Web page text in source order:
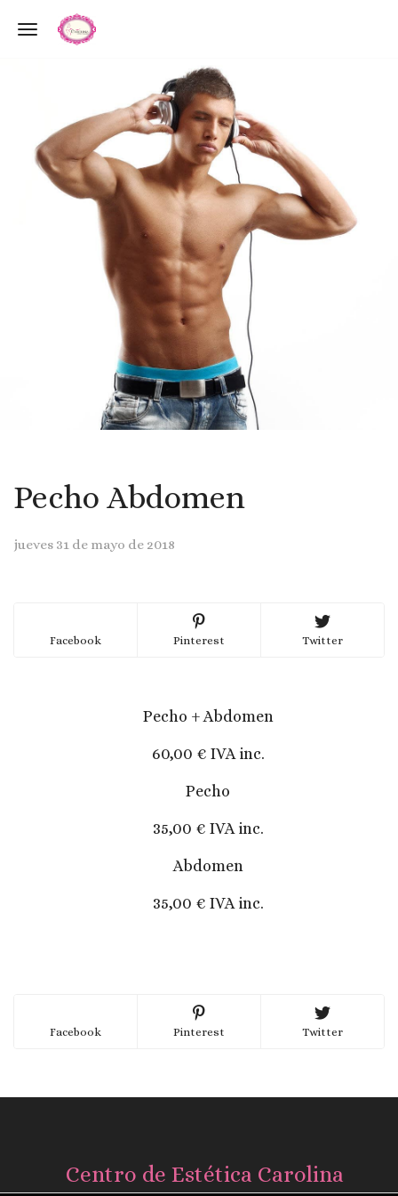
Toggle navigation
Pecho Abdomen
jueves 31 de mayo de 2018
Facebook Pinterest Twitter
Pecho + Abdomen
60,00 € IVA inc.
Pecho
35,00 € IVA inc.
Abdomen
35,00 € IVA inc.
Facebook Pinterest Twitter
Centro de Estética Carolina